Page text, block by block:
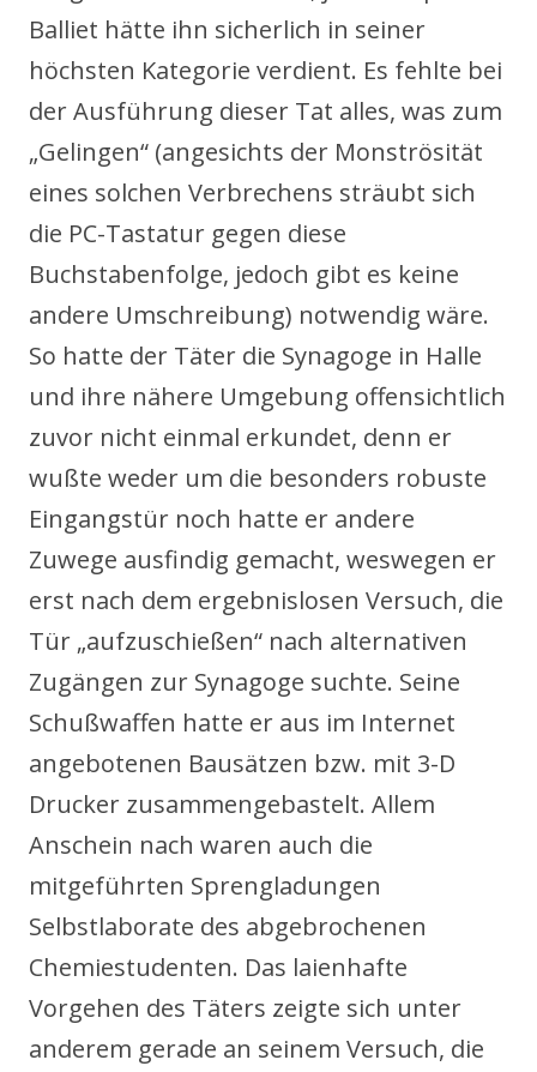
Balliet hätte ihn sicherlich in seiner
höchsten Kategorie verdient. Es fehlte bei
der Ausführung dieser Tat alles, was zum
„Gelingen“ (angesichts der Monströsität
eines solchen Verbrechens sträubt sich
die PC-Tastatur gegen diese
Buchstabenfolge, jedoch gibt es keine
andere Umschreibung) notwendig wäre.
So hatte der Täter die Synagoge in Halle
und ihre nähere Umgebung offensichtlich
zuvor nicht einmal erkundet, denn er
wußte weder um die besonders robuste
Eingangstür noch hatte er andere
Zuwege ausfindig gemacht, weswegen er
erst nach dem ergebnislosen Versuch, die
Tür „aufzuschießen“ nach alternativen
Zugängen zur Synagoge suchte. Seine
Schußwaffen hatte er aus im Internet
angebotenen Bausätzen bzw. mit 3-D
Drucker zusammengebastelt. Allem
Anschein nach waren auch die
mitgeführten Sprengladungen
Selbstlaborate des abgebrochenen
Chemiestudenten. Das laienhafte
Vorgehen des Täters zeigte sich unter
anderem gerade an seinem Versuch, die